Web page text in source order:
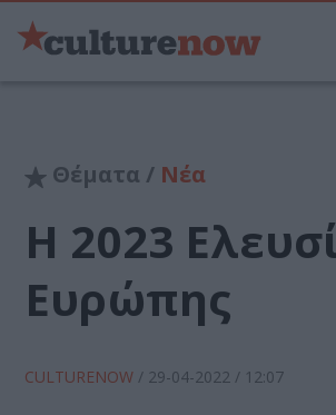
Θέματα / Νέα
H 2023
Ευρώπης
CULTURENOW / 29-04-2022 / 12:07